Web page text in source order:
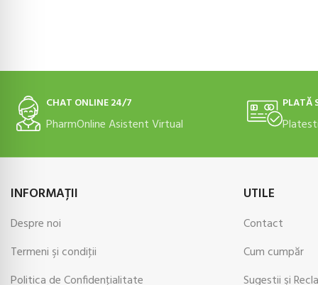
CHAT ONLINE 24/7
PharmOnline Asistent Virtual
PLATĂ
INFORMAŢII
Despre noi
Termeni şi condiţii
Politica de Confidenţialitate
UTILE
Contact
Cum cumpăr
Sugestii şi